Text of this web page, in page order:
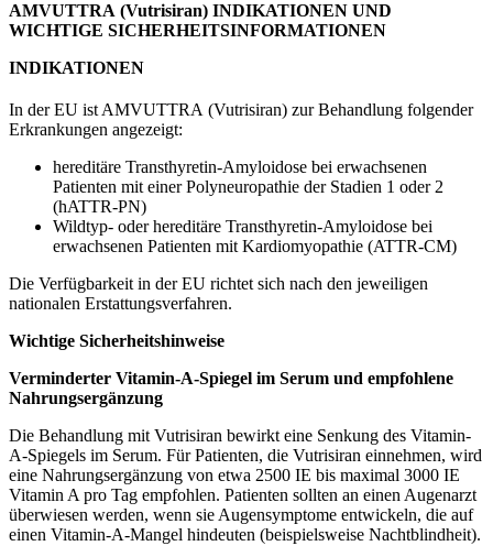
AMVUTTRA (Vutrisiran) INDIKATIONEN UND
WICHTIGE SICHERHEITSINFORMATIONEN
INDIKATIONEN
In der EU ist AMVUTTRA (Vutrisiran) zur Behandlung folgender
Erkrankungen angezeigt:
hereditäre Transthyretin-Amyloidose bei erwachsenen
Patienten mit einer Polyneuropathie der Stadien 1 oder 2
(hATTR-PN)
Wildtyp- oder hereditäre Transthyretin-Amyloidose bei
erwachsenen Patienten mit Kardiomyopathie (ATTR-CM)
Die Verfügbarkeit in der EU richtet sich nach den jeweiligen
nationalen Erstattungsverfahren.
Wichtige Sicherheitshinweise
Verminderter Vitamin-A-Spiegel im Serum und empfohlene
Nahrungsergänzung
Die Behandlung mit Vutrisiran bewirkt eine Senkung des Vitamin-
A-Spiegels im Serum. Für Patienten, die Vutrisiran einnehmen, wird
eine Nahrungsergänzung von etwa 2500 IE bis maximal 3000 IE
Vitamin A pro Tag empfohlen. Patienten sollten an einen Augenarzt
überwiesen werden, wenn sie Augensymptome entwickeln, die auf
einen Vitamin-A-Mangel hindeuten (beispielsweise Nachtblindheit).